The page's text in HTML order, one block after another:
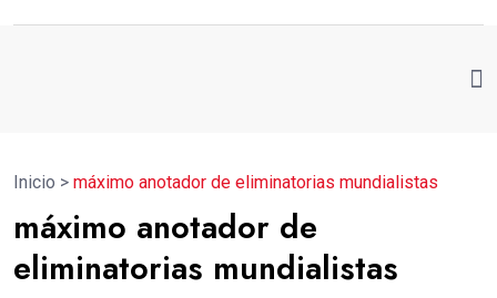
Inicio > máximo anotador de eliminatorias mundialistas
máximo anotador de
eliminatorias mundialistas